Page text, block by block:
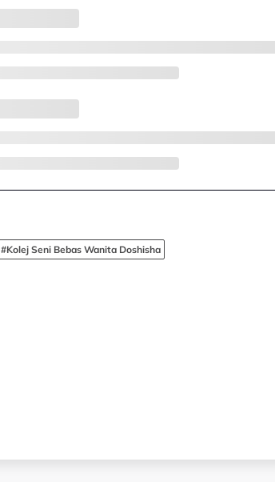
#Kolej Seni Bebas Wanita Doshisha